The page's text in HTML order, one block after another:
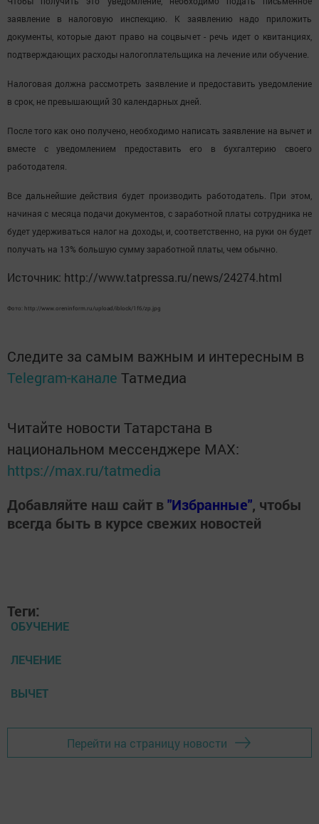
заявление в налоговую инспекцию. К заявлению надо приложить
документы, которые дают право на соцвычет - речь идет о квитанциях,
подтверждающих расходы налогоплательщика на лечение или обучение.
Налоговая должна рассмотреть заявление и предоставить уведомление
в срок, не превышающий 30 календарных дней.
После того как оно получено, необходимо написать заявление на вычет и
вместе с уведомлением предоставить его в бухгалтерию своего
работодателя.
Все дальнейшие действия будет производить работодатель. При этом,
начиная с месяца подачи документов, с заработной платы сотрудника не
будет удерживаться налог на доходы, и, соответственно, на руки он будет
получать на 13% большую сумму заработной платы, чем обычно.
Источник: http://www.tatpressa.ru/news/24274.html
Фото: http://www.oreninform.ru/upload/iblock/1f6/zp.jpg
Следите за самым важным и интересным в
Telegram-канале Татмедиа
Читайте новости Татарстана в
национальном мессенджере MАХ:
https://max.ru/tatmedia
Добавляйте наш сайт в"Избранные", чтобы
всегда быть в курсе свежих новостей
Теги:
ОБУЧЕНИЕ
ЛЕЧЕНИЕ
ВЫЧЕТ
Перейти на страницу новости